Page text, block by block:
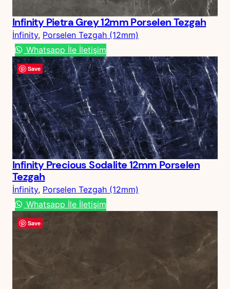
Infinity Pietra Grey 12mm Porselen Tezgah
İnfinity, Porselen Tezgah (12mm)
Whatsapp İle İletişim
Save
Infinity Precious Sodalite 12mm Porselen
Tezgah
İnfinity, Porselen Tezgah (12mm)
Whatsapp İle İletişim
Save